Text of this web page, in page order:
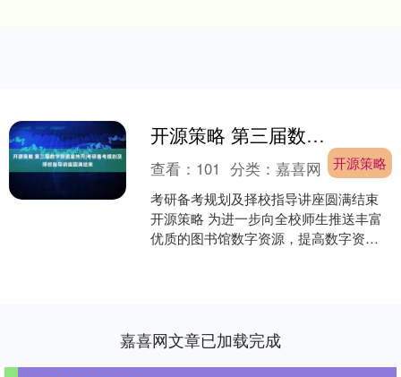
开源策略 第三届数字资源宣传月|考研备考规划及择校指导讲座圆满结束
开源策略
查看： 101 分类：嘉喜网
考研备考规划及择校指导讲座圆满结束
开源策略 为进一步向全校师生推送丰富
优质的图书馆数字资源，提高数字资源
嘉喜网文章已加载完成